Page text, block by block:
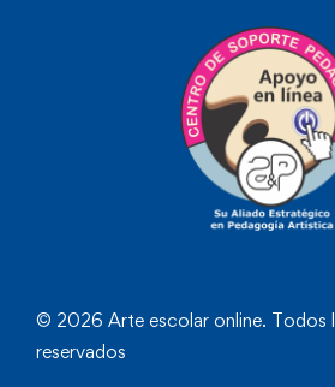
© 2026 Arte escolar online. Todos
reservados